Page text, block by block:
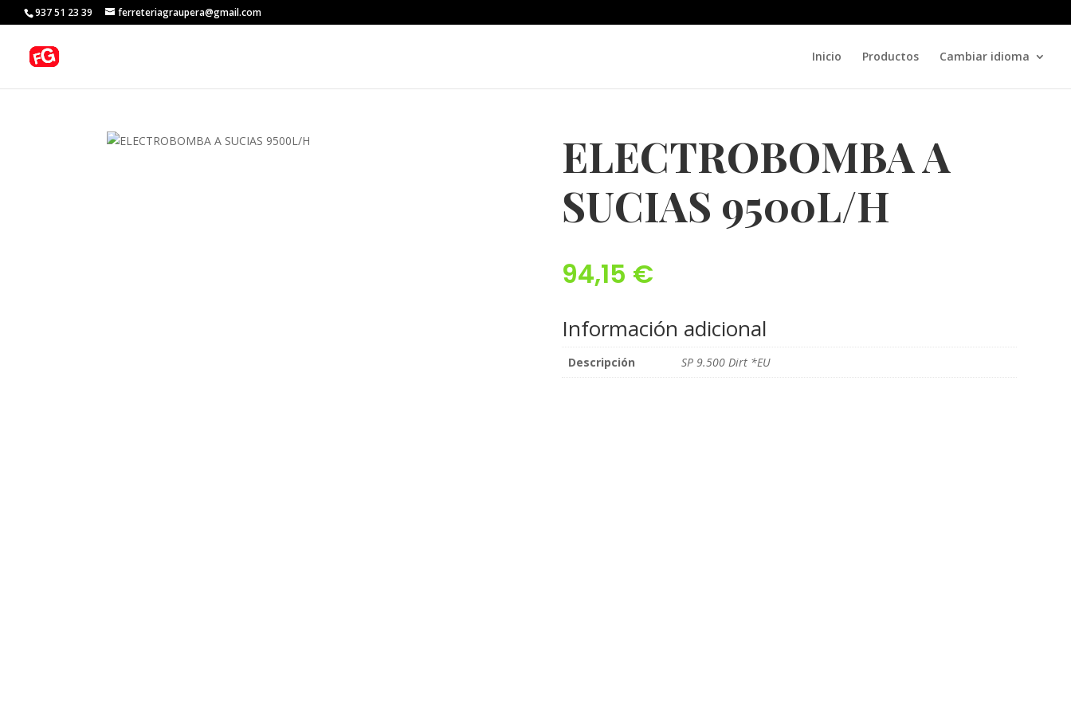
937 51 23 39 ferreteriagraupera@gmail.com
Inicio Productos Cambiar idioma
ELECTROBOMBA A
SUCIAS 9500L/H
94,15 €
Información adicional
Descripción SP 9.500 Dirt *EU